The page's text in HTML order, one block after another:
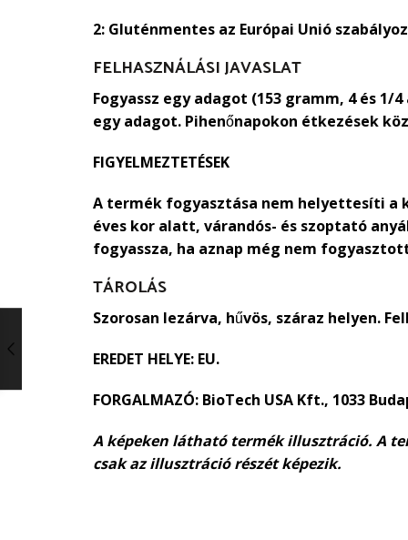
2: Gluténmentes az Európai Unió
FELHASZNÁLÁSI JAVASLAT
Fogyassz egy adagot (153 gramm, 4 és
egy adagot. Pihenőnapokon étkezések
FIGYELMEZTETÉSEK
A termék fogyasztása nem helyettesíti a
éves kor alatt, várandós- és szoptató
fogyassza, ha aznap még nem
TÁROLÁS
Szorosan lezárva, hűvös, száraz helyen.
EREDET HELYE: EU.
FORGALMAZÓ: BioTech USA Kft., 1033
A képeken látható termék illusztráció. A
csak az illusztráció részét képezik.